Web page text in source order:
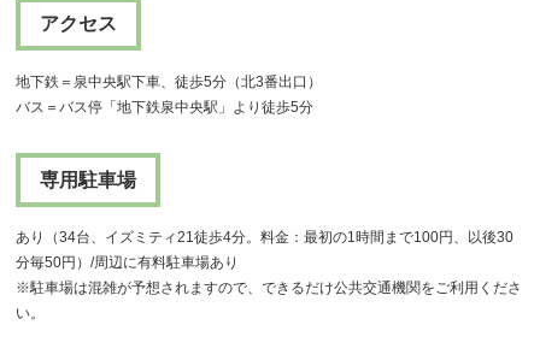
アクセス
地下鉄＝泉中央駅下車、徒歩5分（北3番出口）
バス＝バス停「地下鉄泉中央駅」より徒歩5分
専用駐車場
あり（34台、イズミティ21徒歩4分。料金：最初の1時間まで100円、以後30
分毎50円）/周辺に有料駐車場あり
※駐車場は混雑が予想されますので、できるだけ公共交通機関をご利用くださ
い。